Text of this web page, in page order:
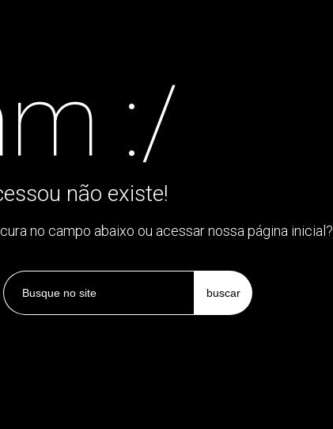
:/
não existe!
no campo abaixo ou acessar nossa página inicial?